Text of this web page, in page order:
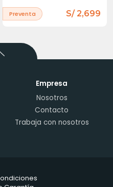
Preventa S/ 2,699
Empresa
Nosotros
Contacto
Trabaja con nosotros